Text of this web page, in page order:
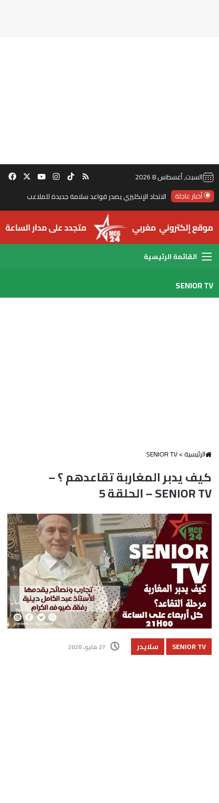
السبت, أغسطس 8 2026 ‫YouTubeانستقرام‫TikTok
ملخص الموقع RSS
أخبار عاجلة الاتحاد الإنكليزي يصدر قواعد سلامة جديدة للملاعب
القائمة
SENIOR TV
الرئيسية>
SENIOR TV
كيف يدبر المغاربة تقاعدهم ؟ –
SENIOR TV – الحلقة 5
SENIOR TV سلايدر 27 مايو، 2020